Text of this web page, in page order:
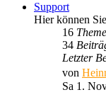
Support
Hier können
16
34
Letzter
von
Sa 1.